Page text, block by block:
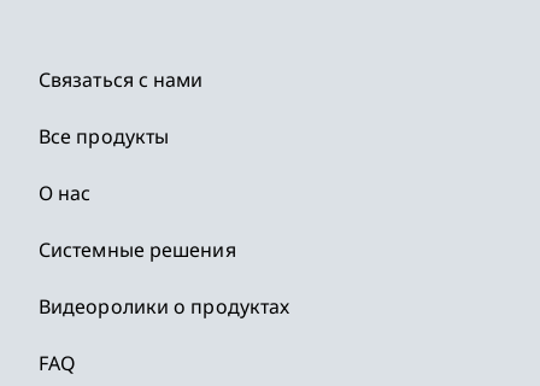
Связаться с нами
Все продукты
О нас
Системные решения
Видеоролики о продуктах
FAQ